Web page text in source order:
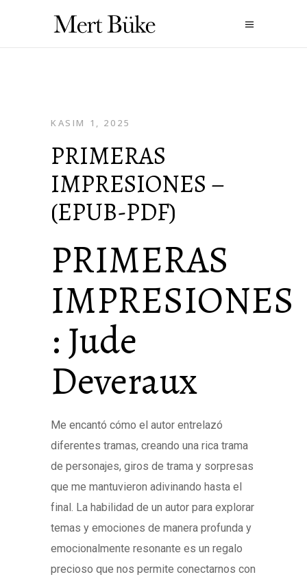
KASIM 1, 2025
PRIMERAS
IMPRESIONES –
(EPUB-PDF)
PRIMERAS
IMPRESIONES
: Jude
Deveraux
Me encantó cómo el autor entrelazó
diferentes tramas, creando una rica trama
de personajes, giros de trama y sorpresas
que me mantuvieron adivinando hasta el
final. La habilidad de un autor para explorar
temas y emociones de manera profunda y
emocionalmente resonante es un regalo
precioso que nos permite conectarnos con